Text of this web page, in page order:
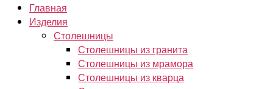
Главная
Изделия
Столешницы
Столешницы из гранита
Столешницы из мрамора
Столешницы из кварца